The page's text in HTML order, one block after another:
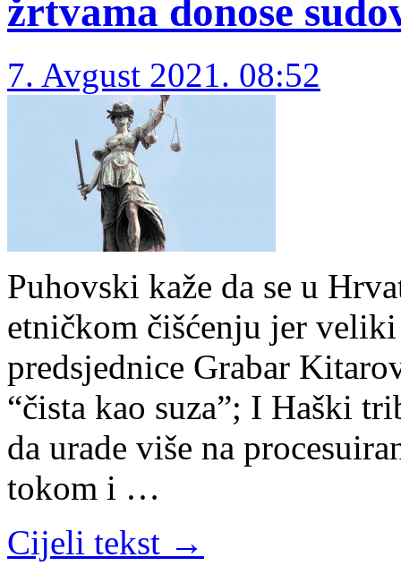
žrtvama donose
7. Avgust 2021. 08:52
Puhovski kaže da se u
etničkom čišćenju jer
predsjednice Grabar
“čista kao suza”; I Haški
da urade više na
tokom i …
Cijeli tekst →